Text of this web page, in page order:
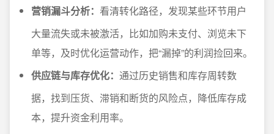
营销漏斗分析： 看清转化路径，发现某些环节用户
大量流失或未被激活，比如加购未支付、浏览未下
单等，及时优化运营动作，把“漏掉”的利润捡回来。
供应链与库存优化： 通过历史销售和库存周转数
据，找到压货、滞销和断货的风险点，降低库存成
本，提升资金利用率。